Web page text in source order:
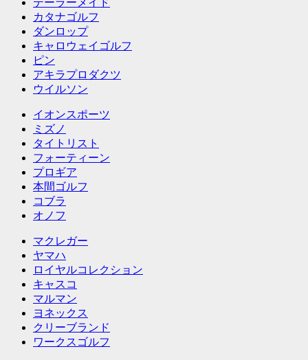
テーラーメイド
カタナゴルフ
ダンロップ
キャロウェイゴルフ
ピン
アキラプロダクツ
ウイルソン
イオンスポーツ
ミズノ
タイトリスト
フォーティーン
プロギア
本間ゴルフ
コブラ
オノフ
マクレガー
ヤマハ
ロイヤルコレクション
キャスコ
マルマン
ヨネックス
クリーブランド
ワークスゴルフ